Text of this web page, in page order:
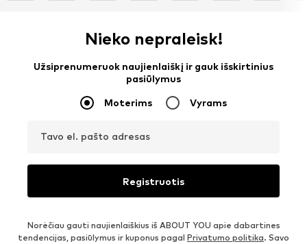
Nieko nepraleisk!
Užsiprenumeruok naujienlaiškį ir gauk išskirtinius
pasiūlymus
Moterims Vyrams
Tavo el. pašto adresas
Registruotis
Norėčiau gauti naujienlaiškius iš ABOUT YOU apie dabartines
tendencijas, pasiūlymus ir kuponus pagal Privatumo politika. Savo